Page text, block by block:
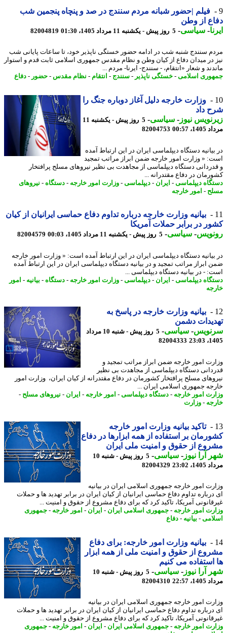
فیلم |حضور شبانه مردم سنندج در صد و پنچاه پنجمین شب
از وطن
-سیاسی-5 روز پیش - یکشنبه 11 مرداد 1405، 01:30 82004819
سنندج شنبه شب در ادامه حضور خستگی ناپذیر خود، تا ساعات پایانی شب
در میدان دفاع از کیان وطن و نظام مقدس جمهوری اسلامی ثابت قدم و استوار
و شعار «انتقام، - سنندج- ایرنا- مردم ...
اسلامی-خستگی ناپذیر-سنندج-انتقام-نظام مقدس-حضور-دفاع
وزارت خارجه دلیل آغاز دوباره جنگ را
داد
نیوز-سیاسی-
5 روز پیش - یکشنبه 11
00:57
82004753
دستگاه دیپلماسی ایران در این ارتباط آمده
« وزارت امور خارجه ضمن ابراز مراتب تمجید
دستگاه دیپلماسی از مجاهدت بی نظیر نیروهای مسلح پرافتخار
در دفاع مقتدرانه ...
دیپلماسی-ایران - دیپلماسی-وزارت امور خارجه-دستگاه-نیروهای
-امور خارجه
بیانیه وزارت خارجه درباره تداوم دفاع حماسی ایرانیان از کیان
در برابر حملات آمریکا
-سیاسی-5 روز پیش - یکشنبه 11 مرداد 1405، 00:03 82004579
دستگاه دیپلماسی ایران در این ارتباط آمده است: « وزارت امور خارجه
ابراز مراتب تمجید و در بیانیه دستگاه دیپلماسی ایران در این ارتباط آمده
- در بیانیه دستگاه دیپلماسی ...
دیپلماسی-ایران - دیپلماسی-وزارت امور خارجه-دستگاه-بیانیه-امور
بیانیه وزارت خارجه در پاسخ به
دشمن
-سیاسی-
5 روز پیش - شنبه 10 مرداد
82004333
امور خارجه ضمن ابراز مراتب تمجید و
دستگاه دیپلماسی از مجاهدت بی نظیر
مسلح پرافتخار کشورمان در دفاع مقتدرانه از کیان ایران، وزارت امور
جمهوری اسلامی ایران ...
امور خارجه-دستگاه دیپلماسی-امور خارجه-ایران - نیروهای مسلح-
-وزارت
تاکید بیانیه وزارت امور خارجه
بر استفاده از همه ابزارها در دفاع
از حقوق و امنیت ملی ایران
آرا نیوز-سیاسی-
5 روز پیش - شنبه 10
23:02
82004329
امور خارجه جمهوری اسلامی ایران در بیانیه
تداوم دفاع حماسی ایرانیان از کیان ایران در برابر تهدید ها و حملات
آمریکا، تاکید کرد که برای دفاع مشروع از حقوق و امنیت ...
امور خارجه-جمهوری اسلامی ایران - ایران - امور خارجه-جمهوری
-بیانیه-دفاع
بیانیه وزارت امور خارجه: برای دفاع
از حقوق و امنیت ملی از همه ابزار
استفاده می کنیم
آرا نیوز-سیاسی-
5 روز پیش - شنبه 10
22:57
82004310
امور خارجه جمهوری اسلامی ایران در بیانیه
تداوم دفاع حماسی ایرانیان از کیان ایران در برابر تهدید ها و حملات
آمریکا، تاکید کرد که برای دفاع مشروع از حقوق و امنیت ...
امور خارجه-جمهوری اسلامی ایران - ایران - امور خارجه-جمهوری